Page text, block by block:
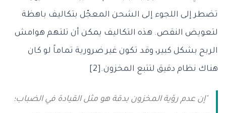
تضطر إلى اللجوء إلى الشحن المعجّل بتكاليف باهظة
لتعويض النقص. هذه التكاليف يمكن أن تلتهم هوامش
الربح بشكل كبير، وقد تكون غير ضرورية تماماً لو كان
هناك نظام دقيق لتتبع المخزون.[2]
"إن عدم رؤية المخزون بدقة هو مثل القيادة في الضباب؛